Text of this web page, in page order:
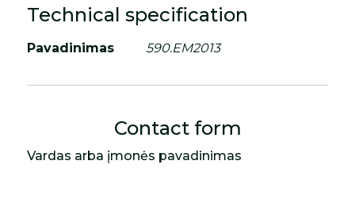
Technical specification
Pavadinimas 590.EM2013
Contact form
Vardas arba įmonės pavadinimas